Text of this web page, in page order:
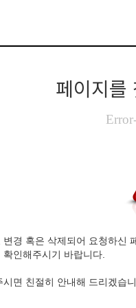
페이지를
경 혹은 삭제되어 요청하신
인해주시기 바랍니다.
시면 친절히 안내해 드리겠습